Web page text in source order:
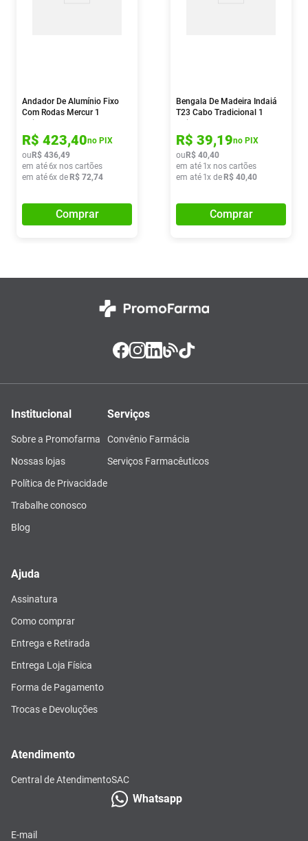
Andador De Alumínio Fixo
Com Rodas Mercur 1
R$ 423,40no PIX
ou R$ 436,49
em até6x nos cartões
em até6x de R$ 72,74
Comprar
Bengala De Madeira Indaiá
T23 Cabo Tradicional 1
R$ 39,19no PIX
ou R$ 40,40
em até 1x nos cartões
em até 1x de R$ 40,40
Comprar
Institucional
Sobre a Promofarma
Nossas lojas
Política de Privacidade
Trabalhe conosco
Blog
Serviços
Convênio Farmácia
Serviços Farmacêuticos
Ajuda
Assinatura
Como comprar
Entrega e Retirada
Entrega Loja Física
Forma de Pagamento
Trocas e Devoluções
Atendimento
Central de AtendimentoSAC
Whatsapp
E-mail